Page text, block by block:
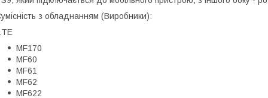
з обладнанням (Виробники):
MF170
MF60
MF61
MF62
MF622